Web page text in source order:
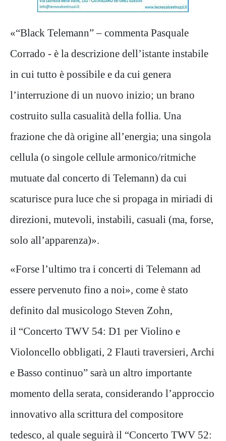
«“Black Telemann” – commenta Pasquale
Corrado - è la descrizione dell’istante instabile
in cui tutto è possibile e da cui genera
l’interruzione di un nuovo inizio; un brano
costruito sulla casualità della follia. Una
frazione che dà origine all’energia; una singola
cellula (o singole cellule armonico/ritmiche
mutuate dal concerto di Telemann) da cui
scaturisce pura luce che si propaga in miriadi di
direzioni, mutevoli, instabili, casuali (ma, forse,
solo all’apparenza)».
«Forse l’ultimo tra i concerti di Telemann ad
essere pervenuto fino a noi», come è stato
definito dal musicologo Steven Zohn,
il “Concerto TWV 54: D1 per Violino e
Violoncello obbligati, 2 Flauti traversieri, Archi
e Basso continuo” sarà un altro importante
momento della serata, considerando l’approccio
innovativo alla scrittura del compositore
tedesco, al quale seguirà il “Concerto TWV 52: